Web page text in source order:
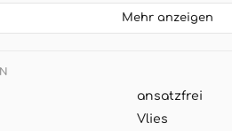
DESIGN: Dezente beige
und klassischen
Wand
bei Renovierung ohne
Mehr anzeigen
ansatzfrei
Vlies